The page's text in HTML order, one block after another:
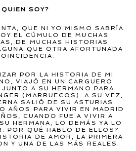
QUIEN SOY?
QUE NI YO MISMO SABRÍA
EL CÚMULO DE MUCHAS
DE MUCHAS HISTORIAS
QUE OTRA AFORTUNADA
POR LA HISTORIA DE MI
VIAJÓ EN UN CARGUERO
A SU HERMANO PARA
(MARRUECOS). A SU VEZ,
SALIÓ DE SU ASTURIAS
AÑOS PARA VIVIR EN MADRID
CUANDO FUE A VIVIR A
HERMANA, LO DEMÁS YA LO
POR QUÉ HABLO DE ELLOS?
DE AMOR, LA PRIMERA
Y UNA DE LAS MÁS REALES.